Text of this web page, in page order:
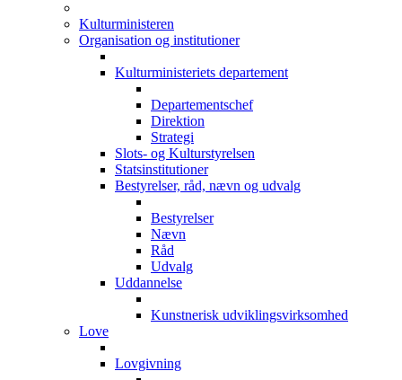
Kulturministeren
Organisation og institutioner
Kulturministeriets departement
Departementschef
Direktion
Strategi
Slots- og Kulturstyrelsen
Statsinstitutioner
Bestyrelser, råd, nævn og udvalg
Bestyrelser
Nævn
Råd
Udvalg
Uddannelse
Kunstnerisk udviklingsvirksomhed
Love
Lovgivning